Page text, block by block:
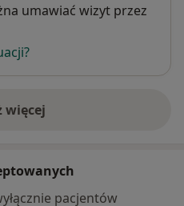
umawiać wizyt przez
więcej
o adresie
pacjentów